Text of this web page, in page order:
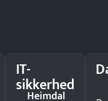
IT-
sikkerhed
Heimdal